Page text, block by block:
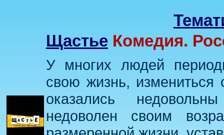
Щастье Комедия.
У многих людей
свою жизнь,
оказались
недоволен своим